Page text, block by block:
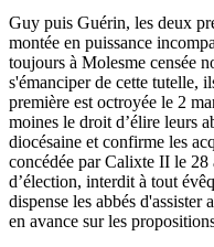
Guy puis Guérin, les deux
montée en puissance
toujours à Molesme censée
s'émanciper de cette tutelle,
première est octroyée le 2
moines le droit d’élire leurs
diocésaine et confirme les
concédée par Calixte II le
d’élection, interdit à tout
dispense les abbés d'assister
en avance sur les